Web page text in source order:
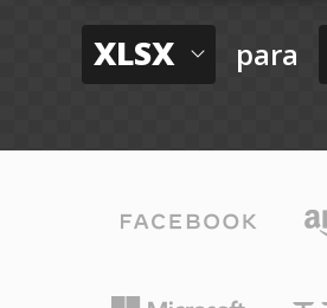
XLSX para